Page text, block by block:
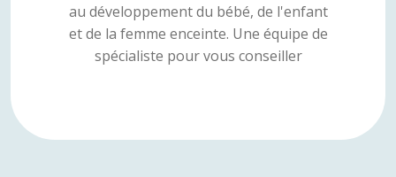
au développement du bébé, de l'enfant
et de la femme enceinte. Une équipe de
spécialiste pour vous conseiller